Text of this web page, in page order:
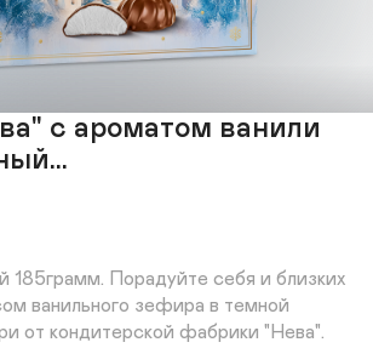
с ароматом ванили
185грамм. Порадуйте себя и близких
ванильного зефира в темной
от кондитерской фабрики "Нева".